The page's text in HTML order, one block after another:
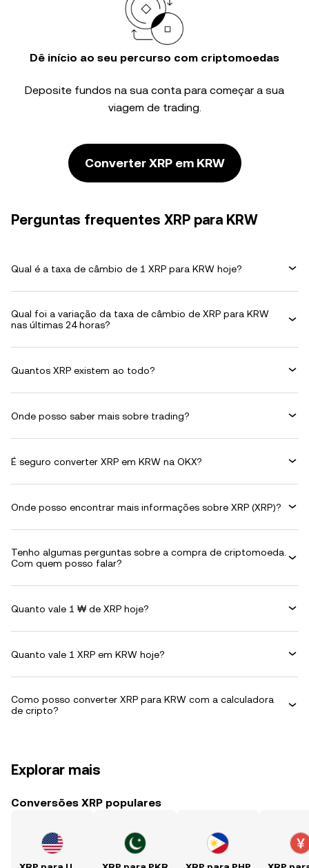
Dê início ao seu percurso com criptomoedas
Deposite fundos na sua conta para começar a sua
viagem de trading.
Converter XRP em KRW
Perguntas frequentes XRP para KRW
Qual é a taxa de câmbio de 1 XRP para KRW hoje?
Qual foi a variação da taxa de câmbio de XRP para KRW
nas últimas 24 horas?
Quantos XRP existem ao todo?
Onde posso saber mais sobre trading?
É seguro converter XRP em KRW na OKX?
Onde posso encontrar mais informações sobre XRP (XRP)?
Tenho algumas perguntas sobre a compra de criptomoeda.
Com quem posso falar?
Quanto vale 1 ₩ de XRP hoje?
Quanto vale 1 XRP em KRW hoje?
Como posso converter XRP para KRW com a calculadora
de cripto?
Explorar mais
Conversões XRP populares